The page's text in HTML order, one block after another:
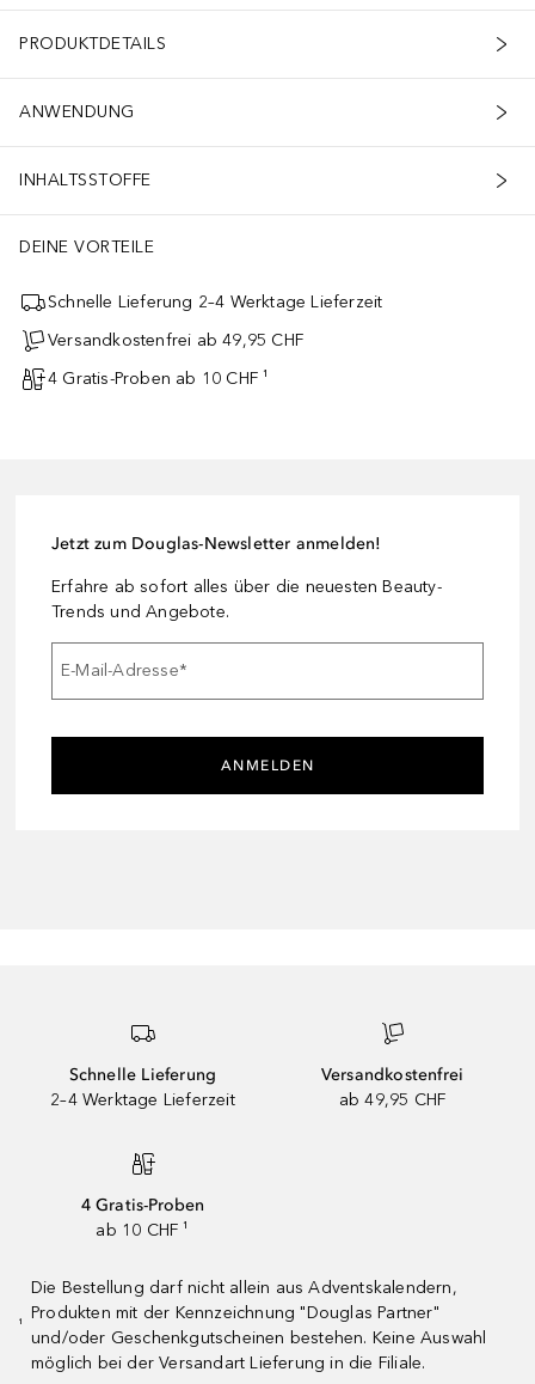
PRODUKTDETAILS
ANWENDUNG
INHALTSSTOFFE
DEINE VORTEILE
Schnelle Lieferung 2–4 Werktage Lieferzeit
Versandkostenfrei ab 49,95 CHF
4 Gratis-Proben ab 10 CHF ¹
Jetzt zum Douglas-Newsletter anmelden!
Erfahre ab sofort alles über die neuesten Beauty-
Trends und Angebote.
E-Mail-Adresse*
ANMELDEN
Schnelle Lieferung
2–4 Werktage Lieferzeit
Versandkostenfrei
ab 49,95 CHF
4 Gratis-Proben
ab 10 CHF ¹
¹
Die Bestellung darf nicht allein aus Adventskalendern,
Produkten mit der Kennzeichnung "Douglas Partner"
und/oder Geschenkgutscheinen bestehen. Keine Auswahl
möglich bei der Versandart Lieferung in die Filiale.